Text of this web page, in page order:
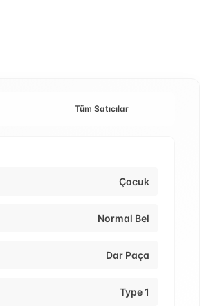
Tüm Satıcılar
Çocuk
Normal Bel
Dar Paça
Type 1